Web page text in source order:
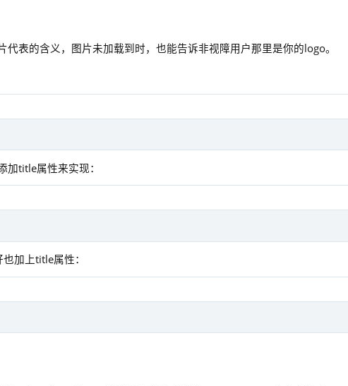
表的含义，图片未加载到时，也能告诉非视障用户那里是你的logo。
title属性来实现：
加上title属性：